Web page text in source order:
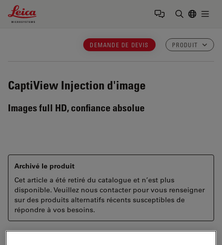
Leica Microsystems Logo
DEMANDE DE DEVIS PRODUIT
CaptiView Injection d'image
Images full HD, confiance absolue
Archivé le produit
Cet article a été retiré du catalogue et n’est plus
disponible. Veuillez nous contacter pour vous renseigner
sur des produits alternatifs récents susceptibles de
répondre à vos besoins.